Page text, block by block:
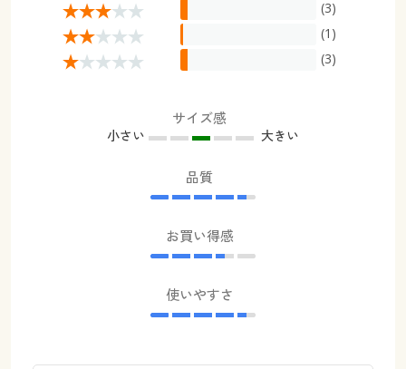
(3)
(1)
(3)
サイズ感
小さい 大きい
品質
お買い得感
使いやすさ